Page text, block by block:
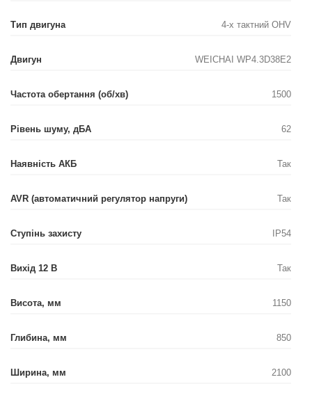
Тип двигуна 4-х тактний OHV
Двигун WEICHAI WP4.3D38E2
Частота обертання (об/хв) 1500
Рівень шуму, дБА 62
Наявність АКБ Так
AVR (автоматичний регулятор напруги) Так
Ступінь захисту IP54
Вихід 12 В Так
Висота, мм 1150
Глибина, мм 850
Ширина, мм 2100